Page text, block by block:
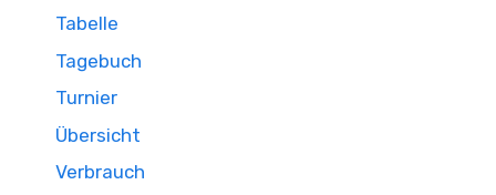
Tabelle
Tagebuch
Turnier
Übersicht
Verbrauch